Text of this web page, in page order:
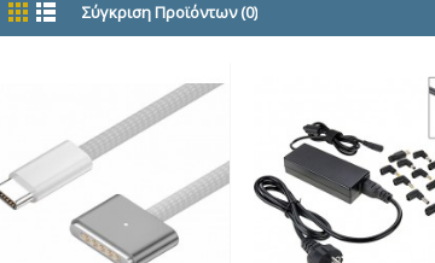
Σύγκριση Προϊόντων (0)